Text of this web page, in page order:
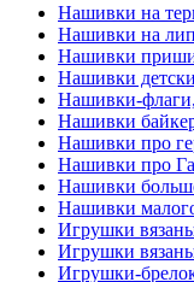
Нашивки на
Нашивки на
Нашивки
Нашивки
Нашивки-
Нашивки
Нашивки про
Нашивки про
Нашивки
Нашивки
Игрушки
Игрушки
Игрушки-